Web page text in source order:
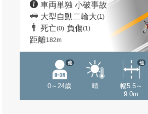
車両単独 小破事故
大型自動二輪大(1)
死亡(0) 負傷(1)
距離182m
0～24歳
他
晴
幅5.5～
9.0m
他